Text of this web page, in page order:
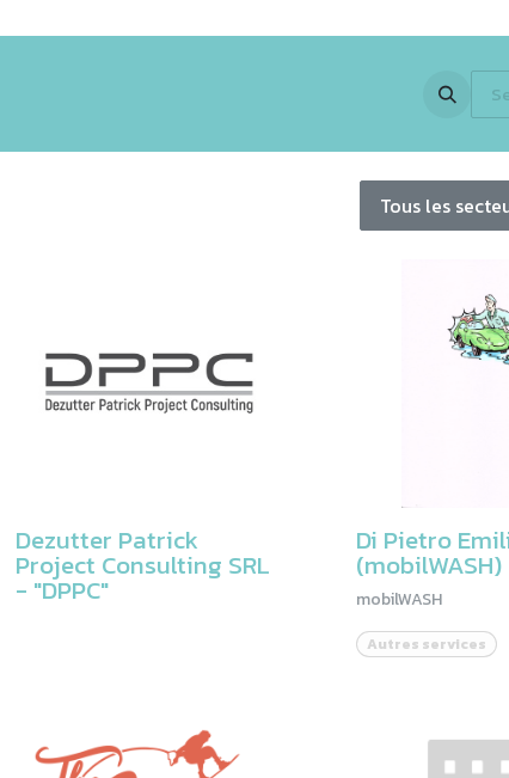
En images Jobs
Tous les
Dezutter Patrick
Project Consulting SRL
- "DPPC"
Di Pietro
(mobilWASH)
mobilWASH
Autres services